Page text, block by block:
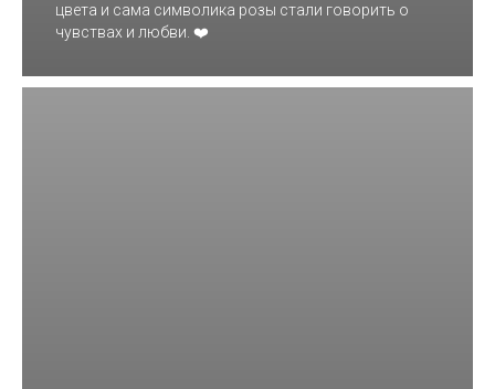
цвета и сама символика розы стали говорить о
чувствах и любви. ❤️